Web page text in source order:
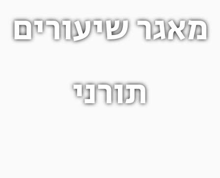
מאגר שיעורים
תורני